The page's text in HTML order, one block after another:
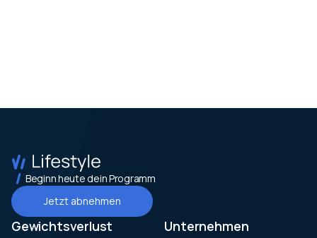
Beginn heute dein Programm
Jetzt abnehmen
Gewichtsverlust Unternehmen